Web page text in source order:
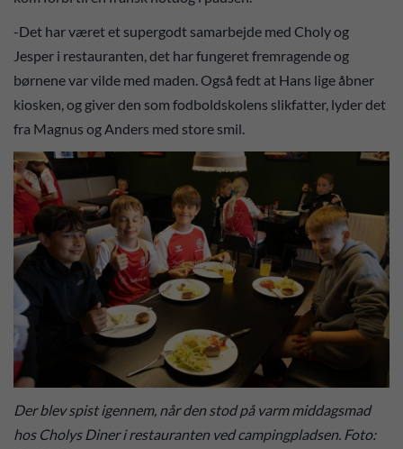
-Det har været et supergodt samarbejde med Choly og
Jesper i restauranten, det har fungeret fremragende og
børnene var vilde med maden. Også fedt at Hans lige åbner
kiosken, og giver den som fodboldskolens slikfatter, lyder det
fra Magnus og Anders med store smil.
Der blev spist igennem, når den stod på varm middagsmad
hos Cholys Diner i restauranten ved campingpladsen. Foto: